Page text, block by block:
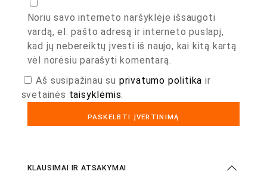
Noriu savo interneto naršyklėje išsaugoti
vardą, el. pašto adresą ir interneto puslapį,
kad jų nebereiktų įvesti iš naujo, kai kitą kartą
vėl norėsiu parašyti komentarą.
Aš susipažinau su privatumo politika ir
svetainės taisyklėmis.
KLAUSIMAI IR ATSAKYMAI